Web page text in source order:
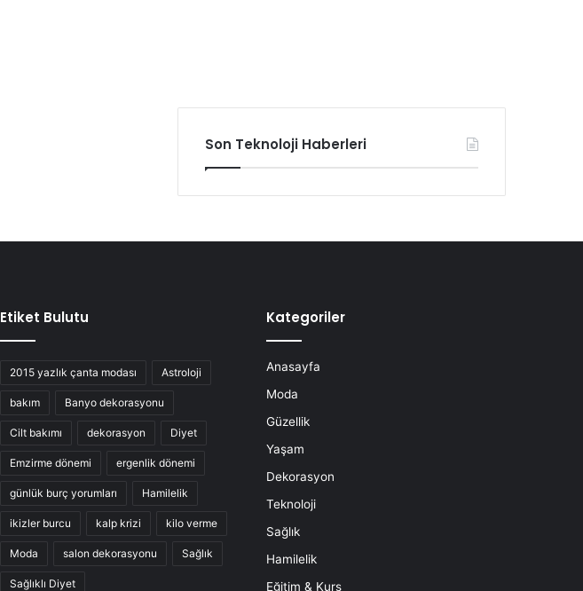
Son Teknoloji Haberleri
Etiket Bulutu
2015 yazlık çanta modası Astroloji
bakım Banyo dekorasyonu
Cilt bakımı dekorasyon Diyet
Emzirme dönemi ergenlik dönemi
günlük burç yorumları Hamilelik
ikizler burcu kalp krizi kilo verme
Moda salon dekorasyonu Sağlık
Sağlıklı Diyet
Kategoriler
Anasayfa
Moda
Güzellik
Yaşam
Dekorasyon
Teknoloji
Sağlık
Hamilelik
Eğitim & Kurs